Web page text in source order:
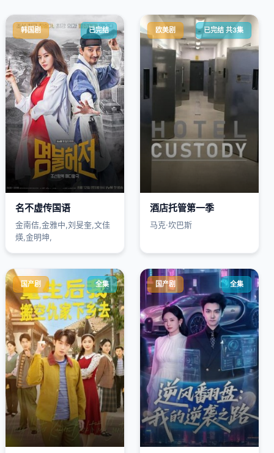
韩国剧 已完结
名不虚传国语
金南佶,金雅中,刘旻奎,文佳
煐,金明坤,
欧美剧 已完结 共3集
酒店托管第一季
马克·坎巴斯
国产剧 全集 国产剧 全集